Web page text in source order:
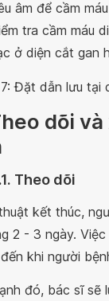
âm để cầm
tra cầm máu
ở diện cắt gan
Đặt dẫn lưu tại
dõi
Theo dõi
kết thúc,
2 - 3 ngày.
khi người
đó, bác sĩ sẽ